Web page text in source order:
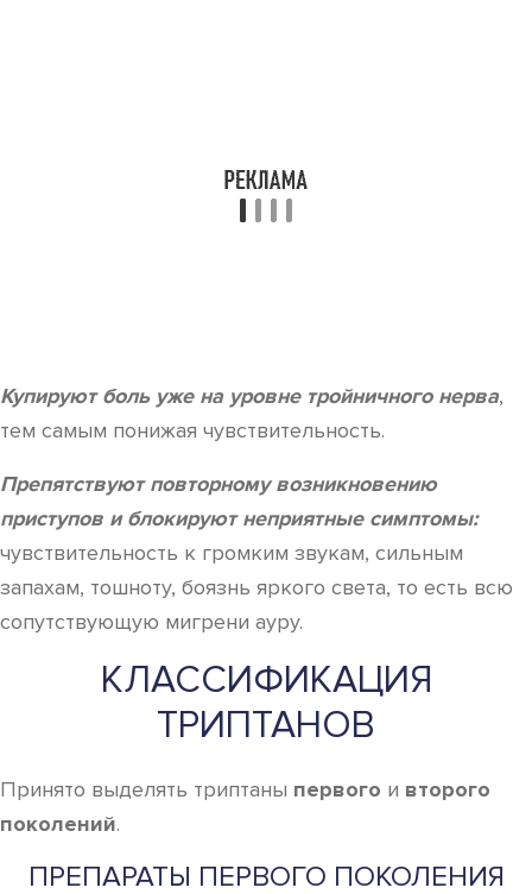
Купируют боль уже на уровне тройничного нерва,
тем самым понижая чувствительность.
Препятствуют повторному возникновению
приступов и блокируют неприятные симптомы:
чувствительность к громким звукам, сильным
запахам, тошноту, боязнь яркого света, то есть всю
сопутствующую мигрени ауру.
КЛАССИФИКАЦИЯ
ТРИПТАНОВ
Принято выделять триптаны первого и второго
поколений.
ПРЕПАРАТЫ ПЕРВОГО ПОКОЛЕНИЯ